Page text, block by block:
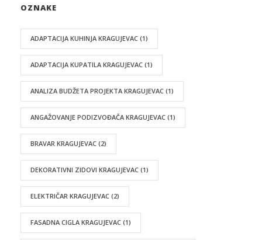
OZNAKE
ADAPTACIJA KUHINJA KRAGUJEVAC (1)
ADAPTACIJA KUPATILA KRAGUJEVAC (1)
ANALIZA BUDŽETA PROJEKTA KRAGUJEVAC (1)
ANGAŽOVANJE PODIZVOĐAČA KRAGUJEVAC (1)
BRAVAR KRAGUJEVAC (2)
DEKORATIVNI ZIDOVI KRAGUJEVAC (1)
ELEKTRIČAR KRAGUJEVAC (2)
FASADNA CIGLA KRAGUJEVAC (1)